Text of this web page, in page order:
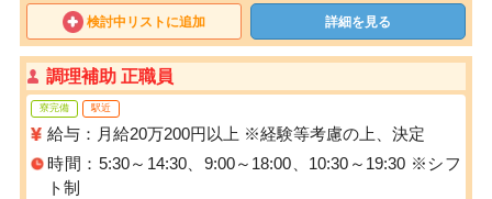
検討中リストに追加 詳細を見る
調理補助 正職員
寮完備 駅近
給与：月給20万200円以上 ※経験等考慮の上、決定
時間：5:30～14:30、9:00～18:00、10:30～19:30 ※シフ
ト制